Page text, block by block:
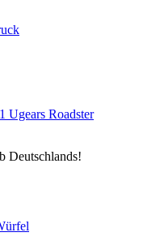
Ugears Roadster
Deutschlands!